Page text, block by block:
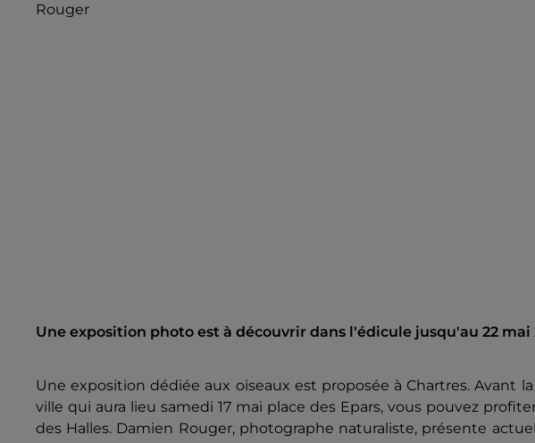
Rouger
Une exposition photo est à découvrir dans l'édicule jusqu'au 22 mai
Une exposition dédiée aux oiseaux est proposée à Chartres. Avant
ville qui aura lieu samedi 17 mai place des Epars, vous pouvez
des Halles. Damien Rouger, photographe naturaliste, présente